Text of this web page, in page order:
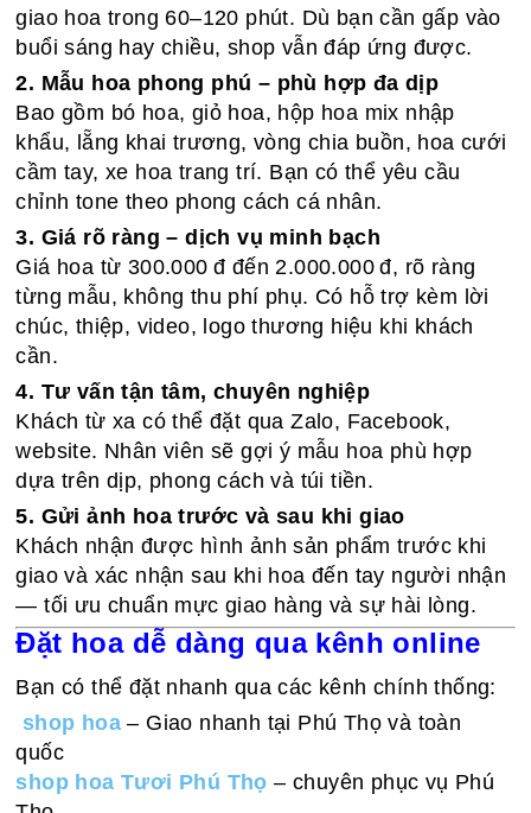
giao hoa trong 60–120 phút. Dù bạn cần gấp vào
buổi sáng hay chiều, shop vẫn đáp ứng được.
2. Mẫu hoa phong phú – phù hợp đa dịp
Bao gồm bó hoa, giỏ hoa, hộp hoa mix nhập
khẩu, lẵng khai trương, vòng chia buồn, hoa cưới
cầm tay, xe hoa trang trí. Bạn có thể yêu cầu
chỉnh tone theo phong cách cá nhân.
3. Giá rõ ràng – dịch vụ minh bạch
Giá hoa từ 300.000 đ đến 2.000.000 đ, rõ ràng
từng mẫu, không thu phí phụ. Có hỗ trợ kèm lời
chúc, thiệp, video, logo thương hiệu khi khách
cần.
4. Tư vấn tận tâm, chuyên nghiệp
Khách từ xa có thể đặt qua Zalo, Facebook,
website. Nhân viên sẽ gợi ý mẫu hoa phù hợp
dựa trên dịp, phong cách và túi tiền.
5. Gửi ảnh hoa trước và sau khi giao
Khách nhận được hình ảnh sản phẩm trước khi
giao và xác nhận sau khi hoa đến tay người nhận
— tối ưu chuẩn mực giao hàng và sự hài lòng.
Đặt hoa dễ dàng qua kênh online
Bạn có thể đặt nhanh qua các kênh chính thống:
shop hoa – Giao nhanh tại Phú Thọ và toàn
quốc
shop hoa Tươi Phú Thọ – chuyên phục vụ Phú